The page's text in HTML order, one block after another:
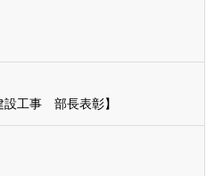
設工事 部長表彰】